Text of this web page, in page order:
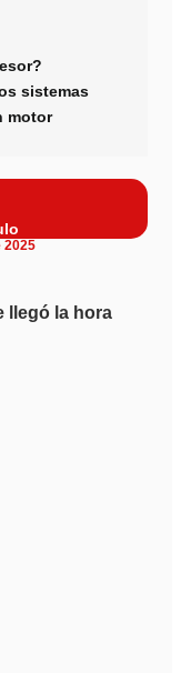
sistemas
motor
2025
llegó la hora